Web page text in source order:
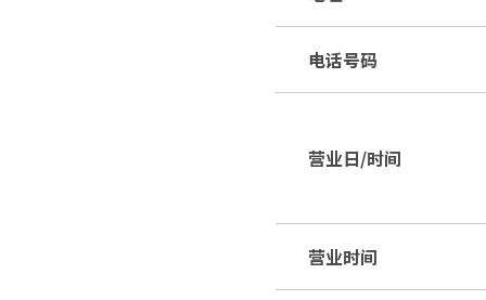
电话号码
营业日/时间
营业时间